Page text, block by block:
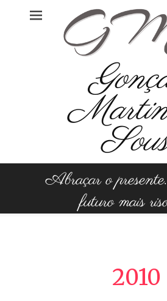
Abraçar o
futuro mais
2010